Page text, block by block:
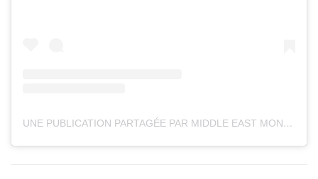
UNE PUBLICATION PARTAGÉE PAR MIDDLE EAST MONITOR (@MIDDLEEASTMONITOR)